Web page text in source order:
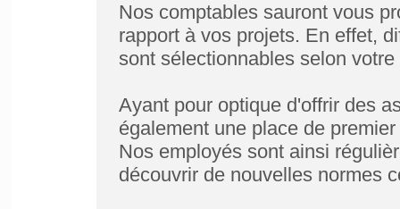
Nos comptables sauront vous
rapport à vos projets. En effet,
sont sélectionnables selon votre
Ayant pour optique d'offrir des
également une place de
Nos employés sont ainsi
découvrir de nouvelles normes